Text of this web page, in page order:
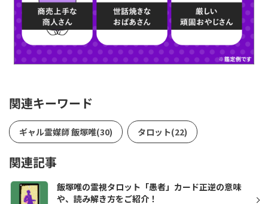
関連キーワード
ギャル霊媒師 飯塚唯(30) タロット(22)
関連記事
飯塚唯の霊視タロット「愚者」カード正逆の意味
や、読み解き方をご紹介！